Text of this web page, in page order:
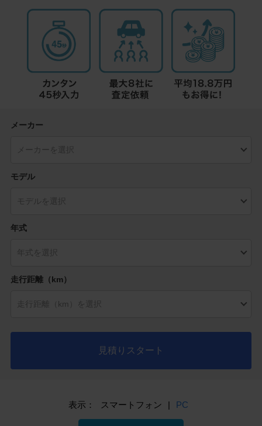
メーカー
モデル
年式
走行距離（km）
見積りスタート
表示： スマートフォン | PC